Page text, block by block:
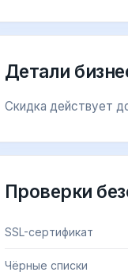
Детали
Скидка действует
Проверки
SSL-сертификат
Чёрные списки